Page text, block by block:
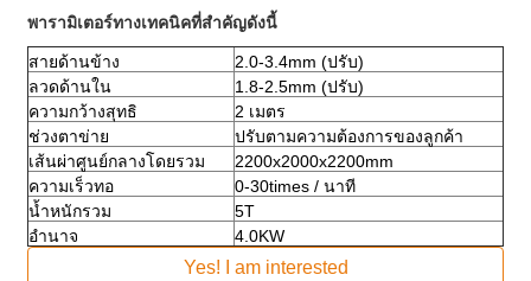
พารามิเตอร์ทางเทคนิคที่สำคัญดังนี้
สายด้านข้าง
2.0-3.4mm (ปรับ)
ลวดด้านใน
1.8-2.5mm (ปรับ)
ความกว้างสุทธิ
2 เมตร
ช่วงตาข่าย
ปรับตามความต้องการของลูกค้า
เส้นผ่าศูนย์กลางโดยรวม
2200x2000x2200mm
ความเร็วทอ
0-30times / นาที
น้ำหนักรวม
5T
อำนาจ
4.0KW
Yes! I am interested